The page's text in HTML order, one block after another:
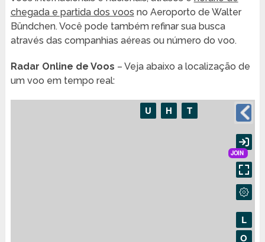
chegada e partida dos voos no Aeroporto de Walter
Bündchen. Você pode também refinar sua busca
através das companhias aéreas ou número do voo.
Radar Online de Voos – Veja abaixo a localização de
um voo em tempo real: